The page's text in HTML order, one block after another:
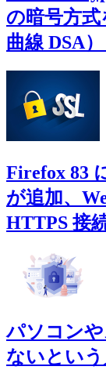
の暗号方式
曲線 DSA
Firefox 83
が追加、
HTTPS 接
パソコン
ないとい